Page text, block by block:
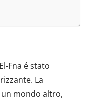
Fna é stato
La
un mondo altro,